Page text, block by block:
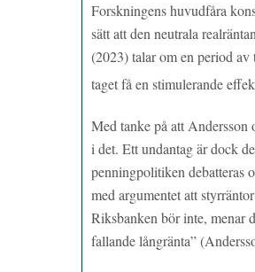
Forskningens huvudfåra
sätt att den neutrala
(2023) talar om en period av
taget få en stimulerande
Med tanke på att Andersson
i det. Ett undantag är dock
penningpolitiken debatteras
med argumentet att
Riksbanken bör inte, menar
fallande långränta”